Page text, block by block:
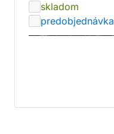
skladom
predobjednávka